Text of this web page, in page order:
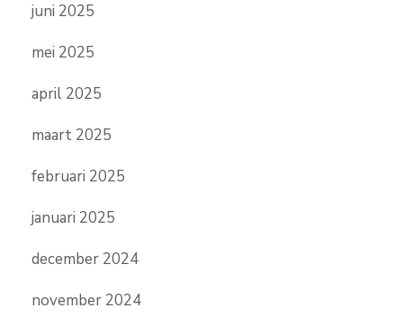
juni 2025
mei 2025
april 2025
maart 2025
februari 2025
januari 2025
december 2024
november 2024